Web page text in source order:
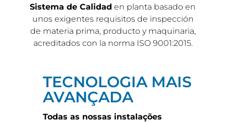
Sistema de Calidad en planta basado en
unos exigentes requisitos de inspección
de materia prima, producto y maquinaria,
acreditados con la norma ISO 9001:2015.
TECNOLOGIA MAIS
AVANÇADA
Todas as nossas instalações